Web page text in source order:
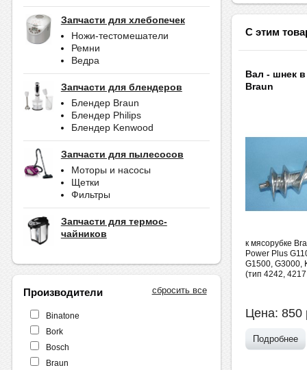
Запчасти для хлебопечек
Ножи-тестомешатели
Ремни
Ведра
Запчасти для блендеров
Блендер Braun
Блендер Philips
Блендер Kenwood
Запчасти для пылесосов
Моторы и насосы
Щетки
Фильтры
Запчасти для термос-
чайников
сбросить все
Производители
Binatone
Bork
Bosch
Braun
С этим
Вал - шнек в
Braun
к мясорубке
Power Plus
G1500, G3000,
(тип 4242,
Цена: 850
Подробнее